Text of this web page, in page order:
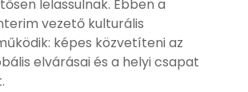
lelassulnak. Ebben a
vezető kulturális
képes közvetíteni az
elvárásai és a helyi csapat